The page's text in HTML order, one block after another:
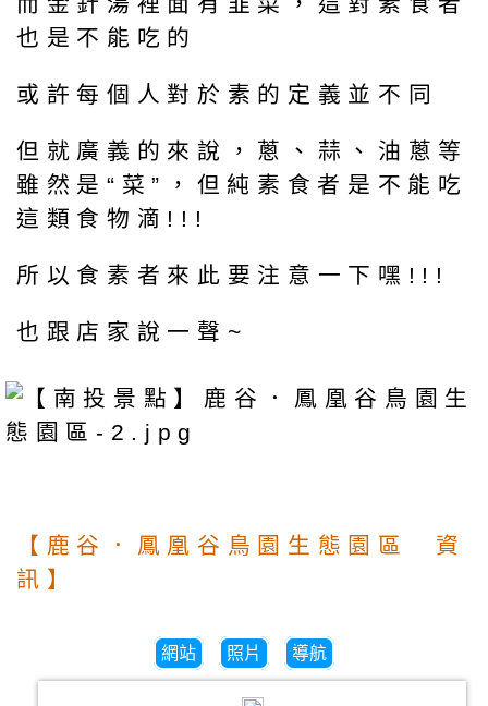
也是不能吃的
或許每個人對於素的定義並不同
但就廣義的來說，蔥、蒜、油蔥等
雖然是“菜”，但純素食者是不能吃
這類食物滴!!!
所以食素者來此要注意一下嘿!!!
也跟店家說一聲~
【鹿谷．鳳凰谷鳥園生態園區 資
訊】
網站 照片 導航